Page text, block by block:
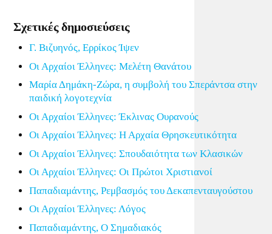
Σχετικές δημοσιεύσεις
Γ. Βιζυηνός, Ερρίκος Ίψεν
Οι Αρχαίοι Έλληνες: Μελέτη Θανάτου
Μαρία Δημάκη-Ζώρα, η συμβολή του Σπεράντσα στην
παιδική λογοτεχνία
Οι Αρχαίοι Έλληνες: Έκλινας Ουρανούς
Οι Αρχαίοι Έλληνες: Η Αρχαία Θρησκευτικότητα
Οι Αρχαίοι Έλληνες: Σπουδαιότητα των Κλασικών
Οι Αρχαίοι Έλληνες: Οι Πρώτοι Χριστιανοί
Παπαδιαμάντης, Ρεμβασμός του Δεκαπενταυγούστου
Οι Αρχαίοι Έλληνες: Λόγος
Παπαδιαμάντης, Ο Σημαδιακός